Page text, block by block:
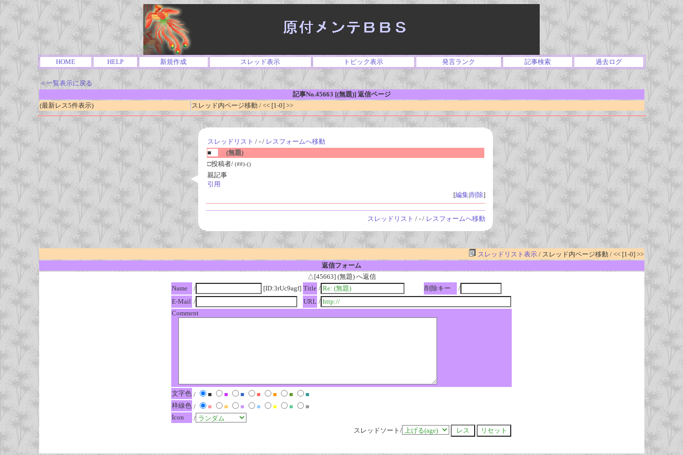
HOME HELP 新規作成 スレッド表示 トピック表示 発言ランク 記事検索 過去ログ
＜一覧表示に戻る
記事No.45663 [(無題)] 返信ページ
(最新レス5件表示)
スレッド内ページ移動 / << [1-0] >>
スレッドリスト / - / レスフォームへ移動
■
(無題)
□投稿者/ (##)-()
親記事
引用
[編集|削除]
スレッドリスト / - / レスフォームへ移動
スレッドリスト表示/ スレッド内ページ移動 / << [1-0] >>
返信フォーム
△[45663] (無題) へ返信
Name
/ [ID:3rUc9agf] Title / 削除キー
/
E-Mail / URL /
Comment
文字色 / ■ ■ ■ ■ ■ ■
■
枠線色 / ■ ■ ■ ■ ■ ■
■
Icon
/
スレッドソート/